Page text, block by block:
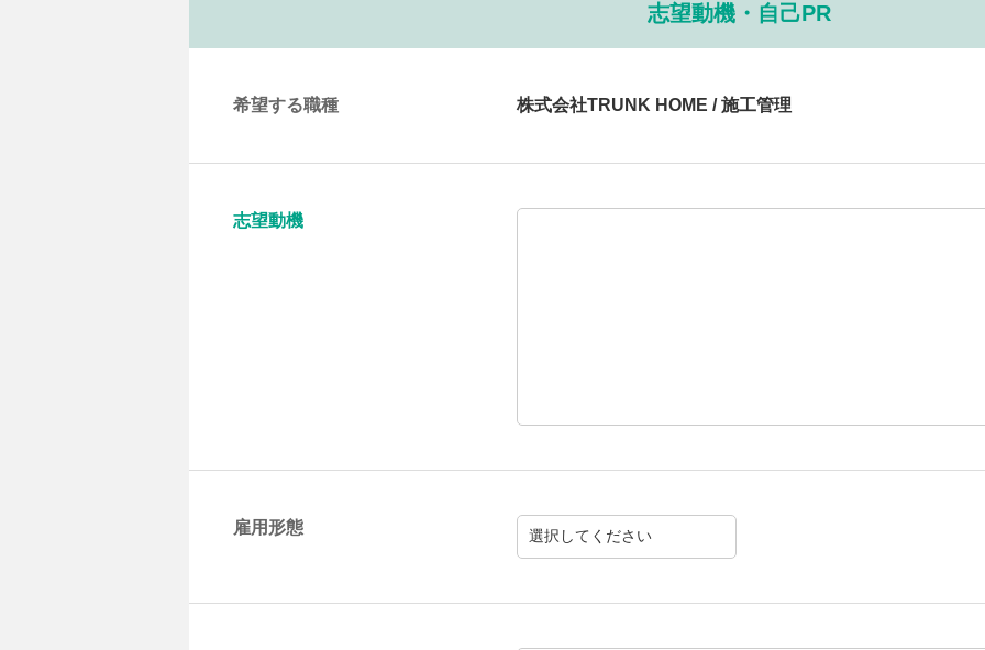
志望動機・自己PR
希望する職種 株式会社TRUNK HOME / 施工管理
志望動機
雇用形態